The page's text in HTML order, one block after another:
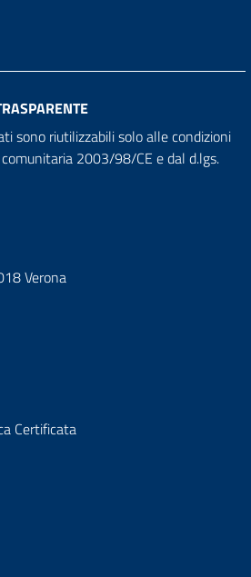
sono riutilizzabili solo alle condizioni
2003/98/CE e dal d.lgs.
Verona
Certificata